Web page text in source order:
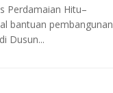
Perdamaian Hitu–
bantuan pembangunan
Dusun...